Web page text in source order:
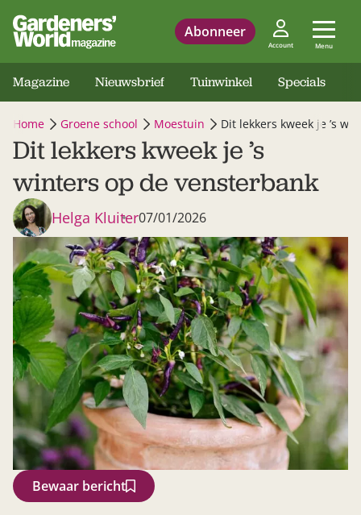
Abonneer
Account Menu
Magazine Nieuwsbrief Tuinwinkel Specials
Home Groene school Moestuin Dit lekkers kweek je ’s
Dit lekkers kweek je ’s
winters op de vensterbank
Helga Kluiter07/01/2026
Bewaar bericht